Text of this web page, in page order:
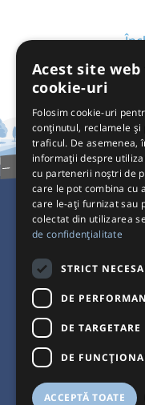
Pentru
Acest site
cookie-uri
Folosim cookie-uri
conținutul, reclamele și
traficul. De asemenea,
informații despre
cu partenerii noștri de
care le pot combina cu
care le-ați furnizat sau
colectat din utilizarea
de confidențialitate
STRICT
DE
DE TARGETARE
DE
ACCEPTĂ TOATE